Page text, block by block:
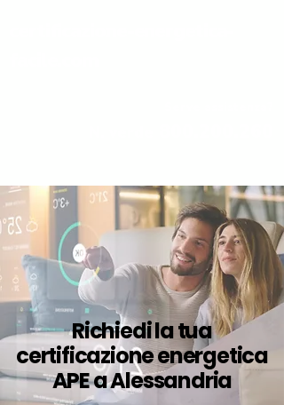
Richiedi la tua
certificazione energetica
APE a Alessandria